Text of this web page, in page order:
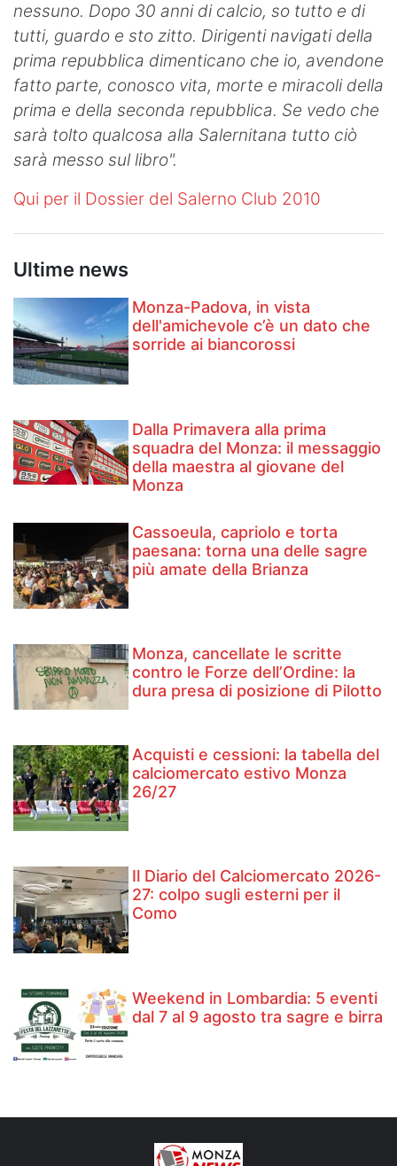
nessuno. Dopo 30 anni di calcio, so tutto e di
tutti, guardo e sto zitto. Dirigenti navigati della
prima repubblica dimenticano che io, avendone
fatto parte, conosco vita, morte e miracoli della
prima e della seconda repubblica. Se vedo che
sarà tolto qualcosa alla Salernitana tutto ciò
sarà messo sul libro".
Qui per il Dossier del Salerno Club 2010
Ultime news
Monza-Padova, in vista
dell'amichevole c’è un dato che
sorride ai biancorossi
Dalla Primavera alla prima
squadra del Monza: il messaggio
della maestra al giovane del
Monza
Cassoeula, capriolo e torta
paesana: torna una delle sagre
più amate della Brianza
Monza, cancellate le scritte
contro le Forze dell’Ordine: la
dura presa di posizione di Pilotto
Acquisti e cessioni: la tabella del
calciomercato estivo Monza
26/27
Il Diario del Calciomercato 2026-
27: colpo sugli esterni per il
Como
Weekend in Lombardia: 5 eventi
dal 7 al 9 agosto tra sagre e birra